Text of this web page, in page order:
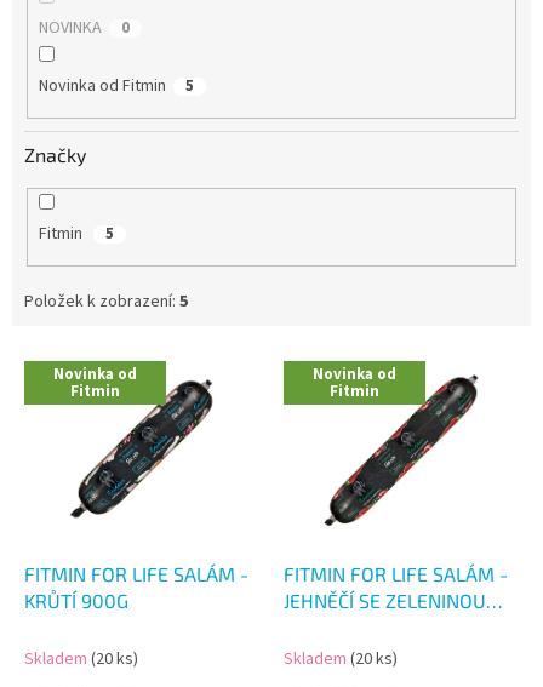
NOVINKA 0
Novinka od Fitmin 5
Značky
Fitmin 5
Položek k zobrazení: 5
V
p
Novinka od
Fitmin
FITMIN FOR LIFE SALÁM -
KRŮTÍ 900G
Skladem (20 ks)
Novinka od
Fitmin
FITMIN FOR LIFE SALÁM -
JEHNĚČÍ SE ZELENINOU
Skladem (20 ks)